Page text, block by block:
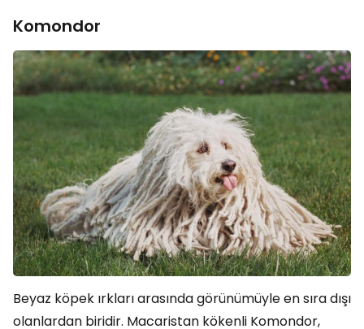
Komondor
Beyaz köpek ırkları arasında görünümüyle en sıra dışı
olanlardan biridir. Macaristan kökenli Komondor,